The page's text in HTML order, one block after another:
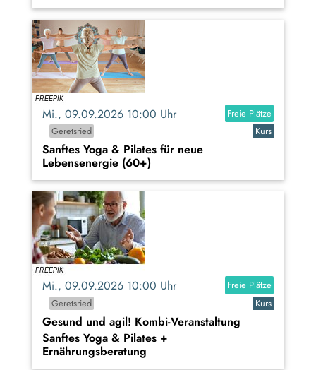
Mi., 09.09.2026 10:00 Uhr
Freie Plätze
Geretsried
Kurs
Sanftes Yoga & Pilates für neue
Lebensenergie (60+)
Mi., 09.09.2026 10:00 Uhr
Freie Plätze
Geretsried
Kurs
Gesund und agil! Kombi-Veranstaltung
Sanftes Yoga & Pilates +
Ernährungsberatung